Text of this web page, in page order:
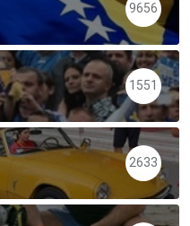
9656
1551
2633